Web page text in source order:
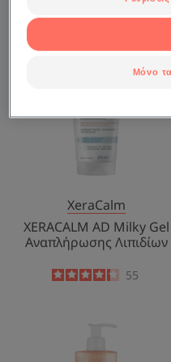
-
AD
Λιπιδίων
XeraCalm
XERACALM AD Milky Gel
Αναπλήρωσης Λιπιδίων
4.2
/5
55
Μόνο